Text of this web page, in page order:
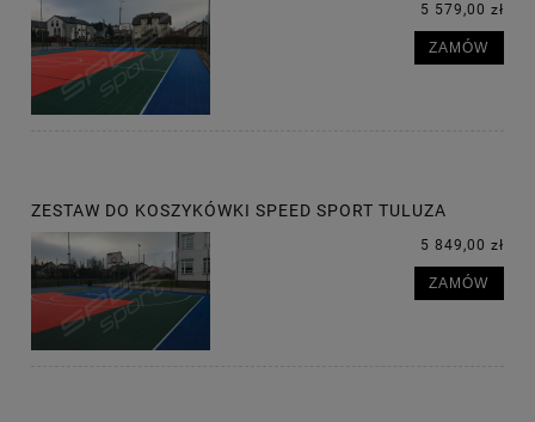
5 579,00 zł
ZAMÓW
ZESTAW DO KOSZYKÓWKI SPEED SPORT TULUZA
5 849,00 zł
ZAMÓW